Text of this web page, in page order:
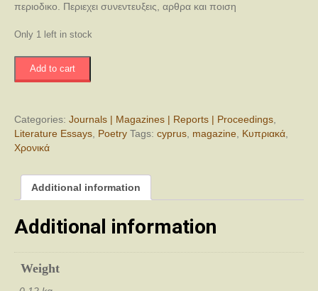
περιοδικο. Περιεχει συνεντευξεις, αρθρα και ποιση
Only 1 left in stock
Κυπριακά
Λουκή
Ακρίτα
-
50
quantity
Add to cart
Categories: Journals | Magazines | Reports | Proceedings
Literature Essays Poetry Tags: cyprus magazine Κυπριακά
Χρονικά
Additional information
Additional information
Weight